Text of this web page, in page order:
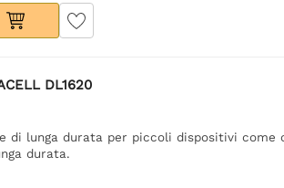
DL1620
di lunga durata per piccoli dispositivi come
durata.